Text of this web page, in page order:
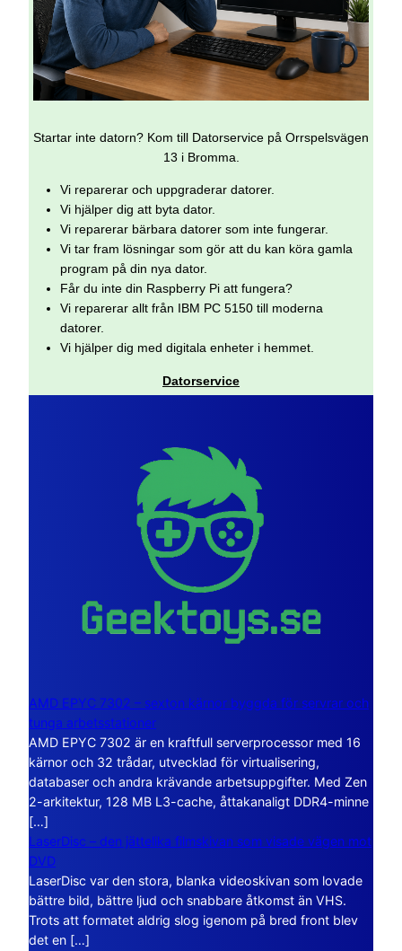
Startar inte datorn? Kom till Datorservice på Orrspelsvägen
13 i Bromma.
Vi reparerar och uppgraderar datorer.
Vi hjälper dig att byta dator.
Vi reparerar bärbara datorer som inte fungerar.
Vi tar fram lösningar som gör att du kan köra gamla
program på din nya dator.
Får du inte din Raspberry Pi att fungera?
Vi reparerar allt från IBM PC 5150 till moderna
datorer.
Vi hjälper dig med digitala enheter i hemmet.
Datorservice
AMD EPYC 7302 – sexton kärnor byggda för servrar och
tunga arbetsstationer
AMD EPYC 7302 är en kraftfull serverprocessor med 16
kärnor och 32 trådar, utvecklad för virtualisering,
databaser och andra krävande arbetsuppgifter. Med Zen
2-arkitektur, 128 MB L3-cache, åttakanaligt DDR4-minne
[…]
LaserDisc – den jättelika filmskivan som visade vägen mot
DVD
LaserDisc var den stora, blanka videoskivan som lovade
bättre bild, bättre ljud och snabbare åtkomst än VHS.
Trots att formatet aldrig slog igenom på bred front blev
det en […]